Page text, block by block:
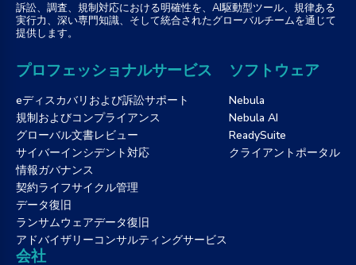
訴訟、調査、規制対応における明確性を、AI駆動型ツール、規律ある
実行力、深い専門知識、そして統合されたグローバルチームを通じて
提供します。
プロフェッショナルサービス
eディスカバリおよび訴訟サポート
規制およびコンプライアンス
グローバル文書レビュー
サイバーインシデント対応
情報ガバナンス
契約ライフサイクル管理
データ復旧
ランサムウェアデータ復旧
アドバイザリーコンサルティングサービス
ソフトウェア
Nebula
Nebula AI
ReadySuite
クライアントポータル
会社